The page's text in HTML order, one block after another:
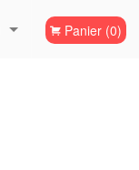
Panier (0)